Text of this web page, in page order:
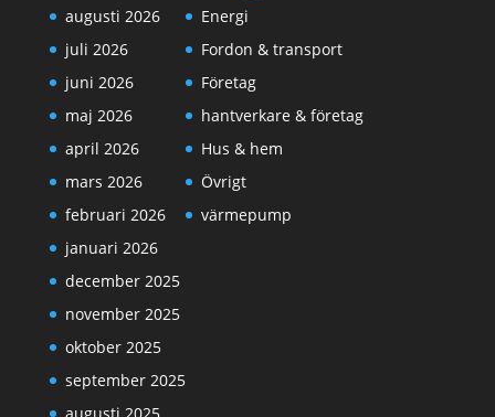
augusti 2026
juli 2026
juni 2026
maj 2026
april 2026
mars 2026
februari 2026
januari 2026
december 2025
november 2025
oktober 2025
september 2025
Energi
Fordon & transport
Företag
hantverkare & företag
Hus & hem
Övrigt
värmepump